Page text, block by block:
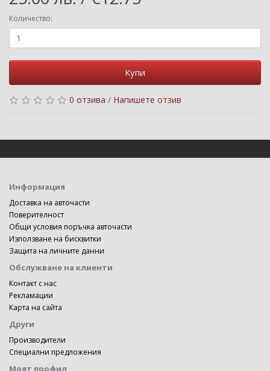
Количество:
Купи
0 отзива / Напишете отзив
Информация
Доставка на авточасти
Поверителност
Общи условия поръчка авточасти
Използване на бисквитки
Защита на личните данни
Обслужване на клиенти
Контакт с нас
Рекламации
Карта на сайта
Други
Производители
Специални предложения
Моят профил